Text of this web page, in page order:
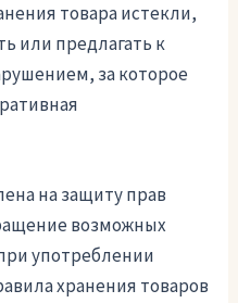
товара истекли,
или предлагать к
за которое
на защиту прав
возможных
употреблении
хранения товаров